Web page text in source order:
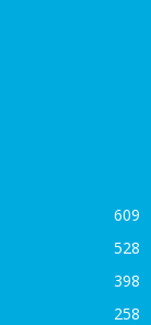
609
528
398
258